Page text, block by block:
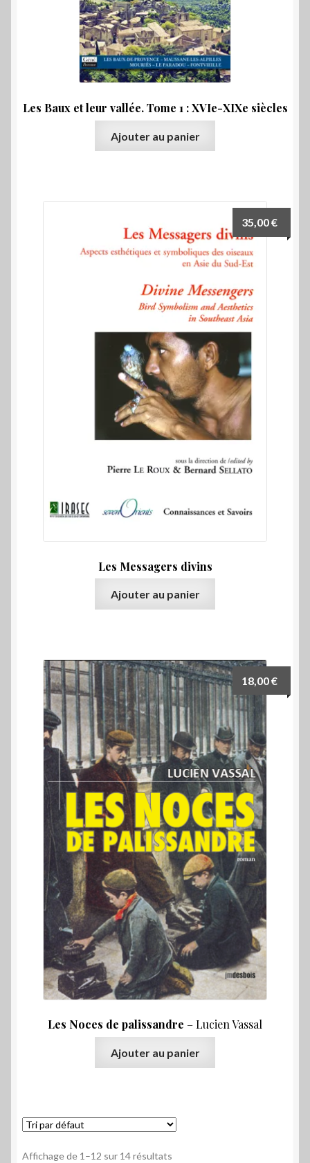
Les Baux et leur vallée. Tome 1 : XVIe-XIXe siècles
Ajouter au panier
Les Messagers divins
35,00€
Ajouter au panier
Les Noces de palissandre – Lucien Vassal
18,00€
Ajouter au panier
Affichage de 1–12 sur 14 résultats